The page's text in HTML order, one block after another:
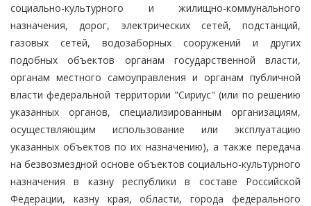
социально-культурного и жилищно-коммунального
назначения, дорог, электрических сетей, подстанций,
газовых сетей, водозаборных сооружений и других
подобных объектов органам государственной власти,
органам местного самоуправления и органам публичной
власти федеральной территории "Сириус" (или по решению
указанных органов, специализированным организациям,
осуществляющим использование или эксплуатацию
указанных объектов по их назначению), а также передача
на безвозмездной основе объектов социально-культурного
назначения в казну республики в составе Российской
Федерации, казну края, области, города федерального